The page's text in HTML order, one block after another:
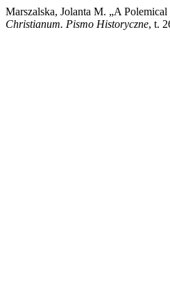
Marszalska, Jolanta M. „A
Christianum. Pismo Historyczne, t.